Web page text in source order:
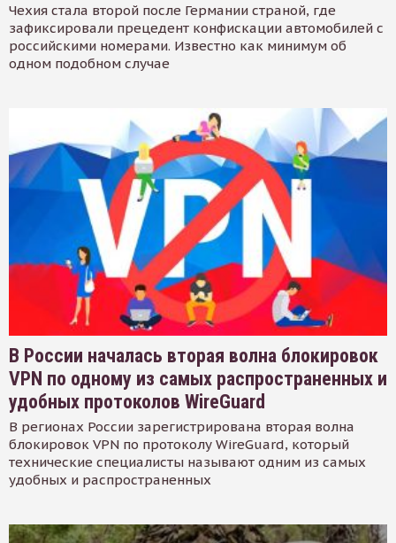
Чехия стала второй после Германии страной, где
зафиксировали прецедент конфискации автомобилей с
российскими номерами. Известно как минимум об
одном подобном случае
В России началась вторая волна блокировок
VPN по одному из самых распространенных и
удобных протоколов WireGuard
В регионах России зарегистрирована вторая волна
блокировок VPN по протоколу WireGuard, который
технические специалисты называют одним из самых
удобных и распространенных